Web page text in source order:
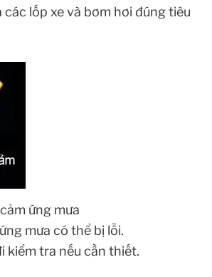
các lốp xe và bơm hơi đúng tiêu
ứng mưa
mưa có thể bị lỗi.
kiểm tra nếu cần thiết.